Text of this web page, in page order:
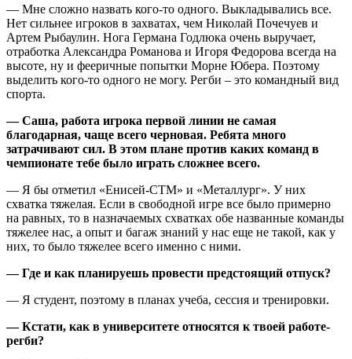
— Мне сложно назвать кого-то одного. Выкладывались все.
Нет сильнее игроков в захватах, чем Николай Почечуев и
Артем Рыбаулин. Нога Германа Годлюка очень выручает,
отработка Александра Романова и Игоря Федорова всегда на
высоте, ну и фееричные попытки Морне Юбера. Поэтому
выделить кого-то одного не могу. Регби – это командный вид
спорта.
— Саша, работа игрока первой линии не самая
благодарная, чаще всего черновая. Ребята много
затрачивают сил. В этом плане против каких команд в
чемпионате тебе было играть сложнее всего.
— Я бы отметил «Енисей-СТМ» и «Металлург». У них
схватка тяжелая. Если в свободной игре все было примерно
на равных, то в назначаемых схватках обе названные команды
тяжелее нас, а опыт и багаж знаний у нас еще не такой, как у
них, то было тяжелее всего именно с ними.
— Где и как планируешь провести предстоящий отпуск?
— Я студент, поэтому в планах учеба, сессия и тренировки.
— Кстати, как в университете относятся к твоей работе-
регби?